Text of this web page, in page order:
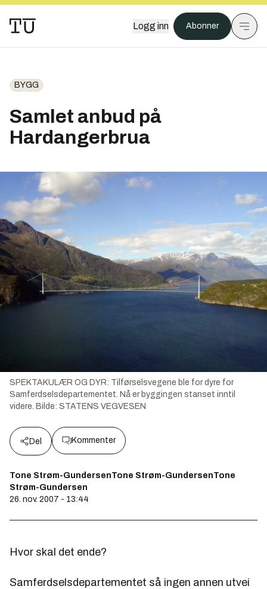
Logg inn Abonner
BYGG
Samlet anbud på
Hardangerbrua
SPEKTAKULÆR OG DYR: Tilførselsvegene ble for dyre for
Samferdselsdepartementet. Nå er byggingen stanset inntil
videre. Bilde: STATENS VEGVESEN
Del Kommenter
Tone Strøm-GundersenTone Strøm-GundersenTone
Strøm-Gundersen
26. nov. 2007 - 13:44
Hvor skal det ende?
Samferdselsdepartementet så ingen annen utvei